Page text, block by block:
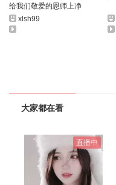
给我们敬爱的恩师上净
下空老法师！
xlsh99
大家都在看
直播中